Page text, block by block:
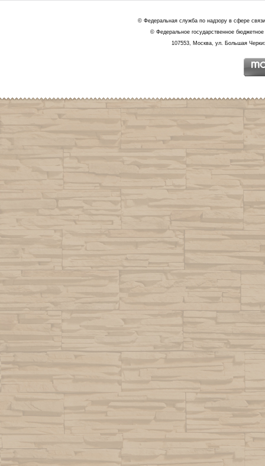
© Федеральная служба по надзору в сфере
© Федеральное государственное
107553, Москва, ул. Большая